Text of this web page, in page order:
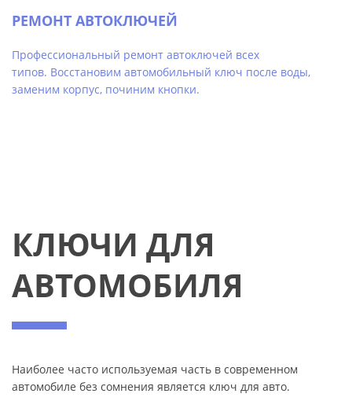
РЕМОНТ АВТОКЛЮЧЕЙ
Профессиональный ремонт автоключей всех
типов. Восстановим автомобильный ключ после воды,
заменим корпус, починим кнопки.
КЛЮЧИ ДЛЯ
АВТОМОБИЛЯ
Наиболее часто используемая часть в современном
автомобиле без сомнения является ключ для авто.